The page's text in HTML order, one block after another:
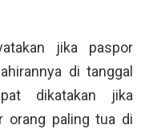
jika paspor
di tanggal
dikatakan jika
orang paling tua di